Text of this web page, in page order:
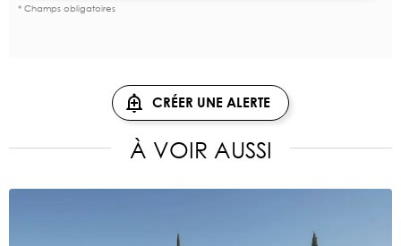
* Champs obligatoires
CRÉER UNE ALERTE
À VOIR AUSSI